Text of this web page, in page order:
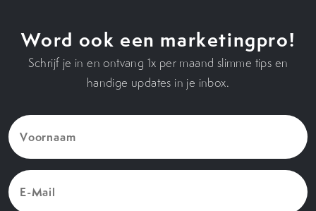
Word ook een marketingpro!
Schrijf je in en ontvang 1x per maand slimme tips en
handige updates in je inbox.
Voornaam
(Vereist)
E-
Mail